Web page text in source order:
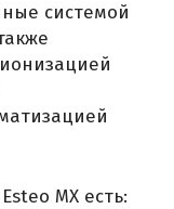
системой
MX есть: